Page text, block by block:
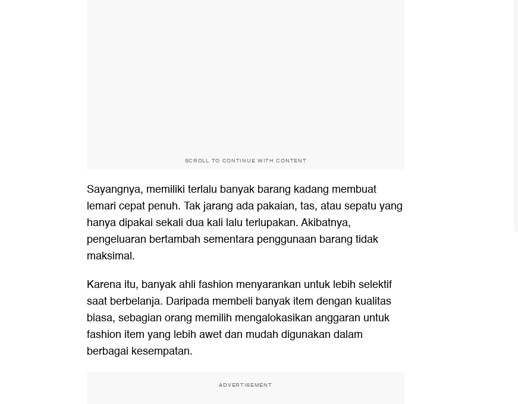
SCROLL TO CONTINUE WITH CONTENT
Sayangnya, memiliki terlalu banyak barang kadang membuat
lemari cepat penuh. Tak jarang ada pakaian, tas, atau sepatu yang
hanya dipakai sekali dua kali lalu terlupakan. Akibatnya,
pengeluaran bertambah sementara penggunaan barang tidak
maksimal.
Karena itu, banyak ahli fashion menyarankan untuk lebih selektif
saat berbelanja. Daripada membeli banyak item dengan kualitas
biasa, sebagian orang memilih mengalokasikan anggaran untuk
fashion item yang lebih awet dan mudah digunakan dalam
berbagai kesempatan.
ADVERTISEMENT